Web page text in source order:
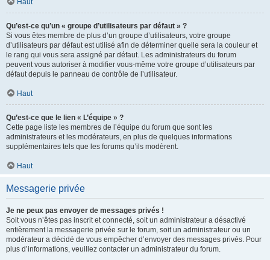
Haut
Qu’est-ce qu’un « groupe d’utilisateurs par défaut » ?
Si vous êtes membre de plus d’un groupe d’utilisateurs, votre groupe
d’utilisateurs par défaut est utilisé afin de déterminer quelle sera la couleur et
le rang qui vous sera assigné par défaut. Les administrateurs du forum
peuvent vous autoriser à modifier vous-même votre groupe d’utilisateurs par
défaut depuis le panneau de contrôle de l’utilisateur.
Haut
Qu’est-ce que le lien « L’équipe » ?
Cette page liste les membres de l’équipe du forum que sont les
administrateurs et les modérateurs, en plus de quelques informations
supplémentaires tels que les forums qu’ils modèrent.
Haut
Messagerie privée
Je ne peux pas envoyer de messages privés !
Soit vous n’êtes pas inscrit et connecté, soit un administrateur a désactivé
entièrement la messagerie privée sur le forum, soit un administrateur ou un
modérateur a décidé de vous empêcher d’envoyer des messages privés. Pour
plus d’informations, veuillez contacter un administrateur du forum.